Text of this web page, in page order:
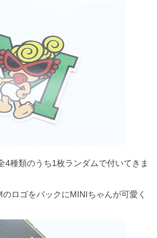
4種類のうち1枚ランダムで付いてきま
ロゴをバックにMINIちゃんが可愛く